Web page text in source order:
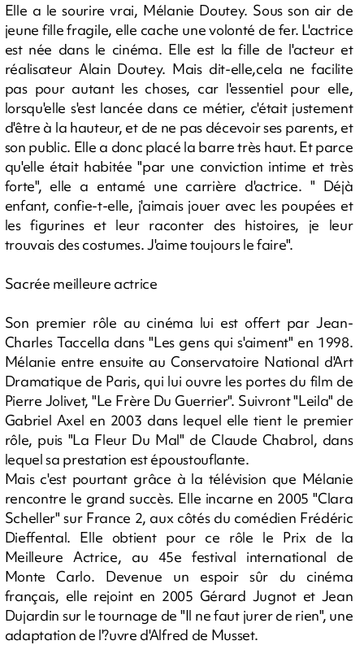
Elle a le sourire vrai, Mélanie Doutey. Sous son air de
jeune fille fragile, elle cache une volonté de fer. L'actrice
est née dans le cinéma. Elle est la fille de l'acteur et
réalisateur Alain Doutey. Mais dit-elle,cela ne facilite
pas pour autant les choses, car l'essentiel pour elle,
lorsqu'elle s'est lancée dans ce métier, c'était justement
d'être à la hauteur, et de ne pas décevoir ses parents, et
son public. Elle a donc placé la barre très haut. Et parce
qu'elle était habitée "par une conviction intime et très
forte", elle a entamé une carrière d'actrice. " Déjà
enfant, confie-t-elle, j'aimais jouer avec les poupées et
les figurines et leur raconter des histoires, je leur
trouvais des costumes. J'aime toujours le faire".
Sacrée meilleure actrice
Son premier rôle au cinéma lui est offert par Jean-
Charles Taccella dans "Les gens qui s'aiment" en 1998.
Mélanie entre ensuite au Conservatoire National d'Art
Dramatique de Paris, qui lui ouvre les portes du film de
Pierre Jolivet, "Le Frère Du Guerrier". Suivront "Leila" de
Gabriel Axel en 2003 dans lequel elle tient le premier
rôle, puis "La Fleur Du Mal" de Claude Chabrol, dans
lequel sa prestation est époustouflante.
Mais c'est pourtant grâce à la télévision que Mélanie
rencontre le grand succès. Elle incarne en 2005 "Clara
Scheller" sur France 2, aux côtés du comédien Frédéric
Dieffental. Elle obtient pour ce rôle le Prix de la
Meilleure Actrice, au 45e festival international de
Monte Carlo. Devenue un espoir sûr du cinéma
français, elle rejoint en 2005 Gérard Jugnot et Jean
Dujardin sur le tournage de "Il ne faut jurer de rien", une
adaptation de l'?uvre d'Alfred de Musset.